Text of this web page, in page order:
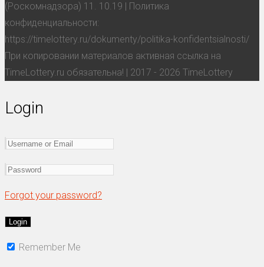
(Роскомнадзора) 11. 10.19 | Политика
конфиденциальности:
https://timelottery.ru/dokumenty/politika-konfidentsialnosti/
При копировании материалов активная ссылка на
TimeLottery.ru обязательна! | 2017 - 2026 TimeLottery
Login
Forgot your password?
Remember Me